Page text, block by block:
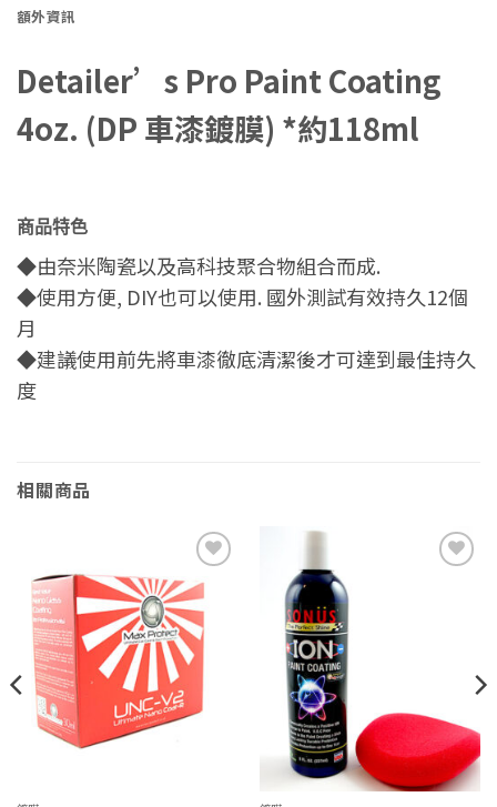
額外資訊
Detailer’s Pro Paint Coating
4oz. (DP 車漆鍍膜) *約118ml
商品特色
◆由奈米陶瓷以及高科技聚合物組合而成.
◆使用方便, DIY也可以使用. 國外測試有效持久12個
月
◆建議使用前先將車漆徹底清潔後才可達到最佳持久
度
相關商品
Add to
wishlist